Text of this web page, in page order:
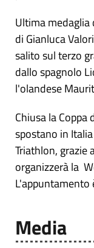
Ultima medaglia
di Gianluca
salito sul terzo
dallo spagnolo
l'olandese
Chiusa la
spostano in
Triathlon, grazie
organizzerà la
Media